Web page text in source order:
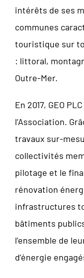
intérêts de ses
communes
touristique sur
: littoral,
Outre-Mer.
En 2017, GEO
l’Association.
travaux sur-
collectivités
pilotage et le
rénovation
infrastructures
bâtiments
l’ensemble de
d’énergie